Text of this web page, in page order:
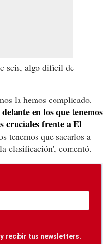
seis, algo difícil de
la hemos complicado,
en los que tenemos
cruciales frente a El
tenemos que sacarlos a
clasificación', comentó.
recibir tus newsletters.